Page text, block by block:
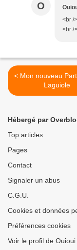
O
<br /
<br />
< Mon nouveau Partenaire :
Laguiole
Hébergé par
Top articles
Pages
Contact
Signaler un abus
C.G.U.
Cookies et données
Préférences cookies
Voir le profil de